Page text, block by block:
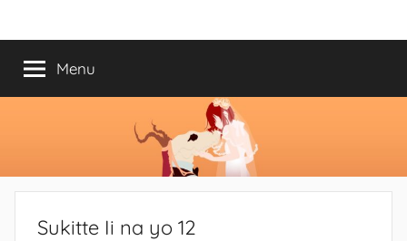
paraMundo
do
anos
a
romances
Menu
Sukitte Ii na yo 12